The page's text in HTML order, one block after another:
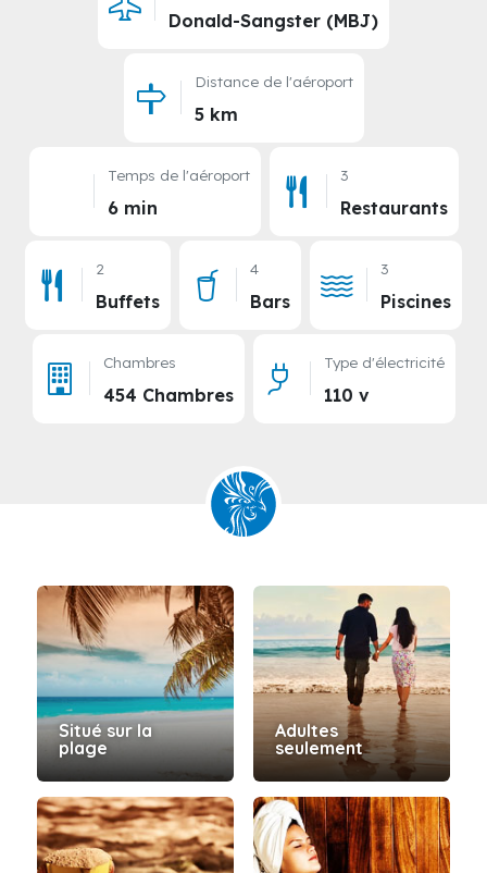
Donald-Sangster (MBJ)
Distance de l'aéroport
5 km
Temps de l'aéroport
6 min
3
Restaurants
2
Buffets
4
Bars
3
Piscines
Chambres
454 Chambres
Type d'électricité
110 v
Situé sur la
plage
Adultes
seulement